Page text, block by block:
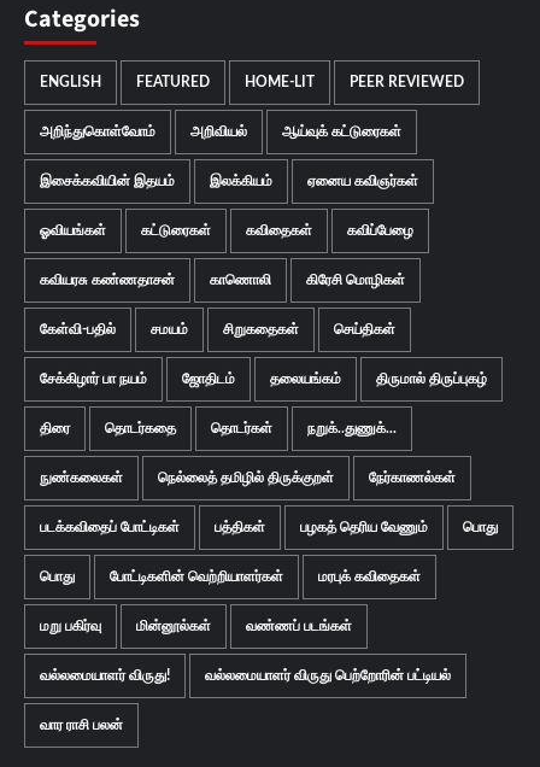
Categories
ENGLISH FEATURED HOME-LIT PEER REVIEWED
அறிந்துகொள்வோம் அறிவியல் ஆய்வுக் கட்டுரைகள்
இசைக்கவியின் இதயம் இலக்கியம் ஏனைய கவிஞர்கள்
ஓவியங்கள் கட்டுரைகள் கவிதைகள் கவிப்பேழை
கவியரசு கண்ணதாசன் காணொலி கிரேசி மொழிகள்
கேள்வி-பதில் சமயம் சிறுகதைகள் செய்திகள்
சேக்கிழார் பா நயம் ஜோதிடம் தலையங்கம் திருமால் திருப்புகழ்
திரை தொடர்கதை தொடர்கள் நறுக்..துணுக்...
நுண்கலைகள் நெல்லைத் தமிழில் திருக்குறள் நேர்காணல்கள்
படக்கவிதைப் போட்டிகள் பத்திகள் பழகத் தெரிய வேணும் பொது
பொது போட்டிகளின் வெற்றியாளர்கள் மரபுக் கவிதைகள்
மறு பகிர்வு மின்னூல்கள் வண்ணப் படங்கள்
வல்லமையாளர் விருது! வல்லமையாளர் விருது பெற்றோரின் பட்டியல்
வார ராசி பலன்